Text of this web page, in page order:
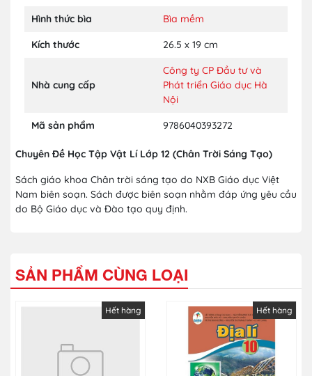
Hình thức bìa Bìa mềm
Kích thước 26.5 x 19 cm
Nhà cung cấp
Công ty CP Đầu tư và
Phát triển Giáo dục Hà
Nội
Mã sản phẩm 9786040393272
Chuyên Đề Học Tập Vật Lí Lớp 12 (Chân Trời Sáng Tạo)
Sách giáo khoa Chân trời sáng tạo do NXB Giáo dục Việt
Nam biên soạn. Sách được biên soạn nhằm đáp ứng yêu cầu
do Bộ Giáo dục và Đào tạo quy định.
SẢN PHẨM CÙNG LOẠI
Hết hàng Hết hàng